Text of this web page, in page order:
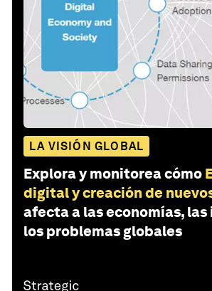
LA VISIÓN GLOBAL
Explora y monitorea cómo
digital y creación de
afecta a las economías,
los problemas globales